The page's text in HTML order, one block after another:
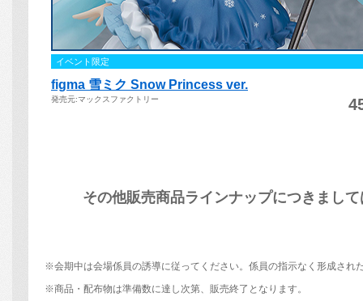
その他販売商品ラインナップにつきまして
※会期中は会場係員の誘導に従ってください。係員の指示なく形成され
※商品・配布物は準備数に達し次第、販売終了となります。